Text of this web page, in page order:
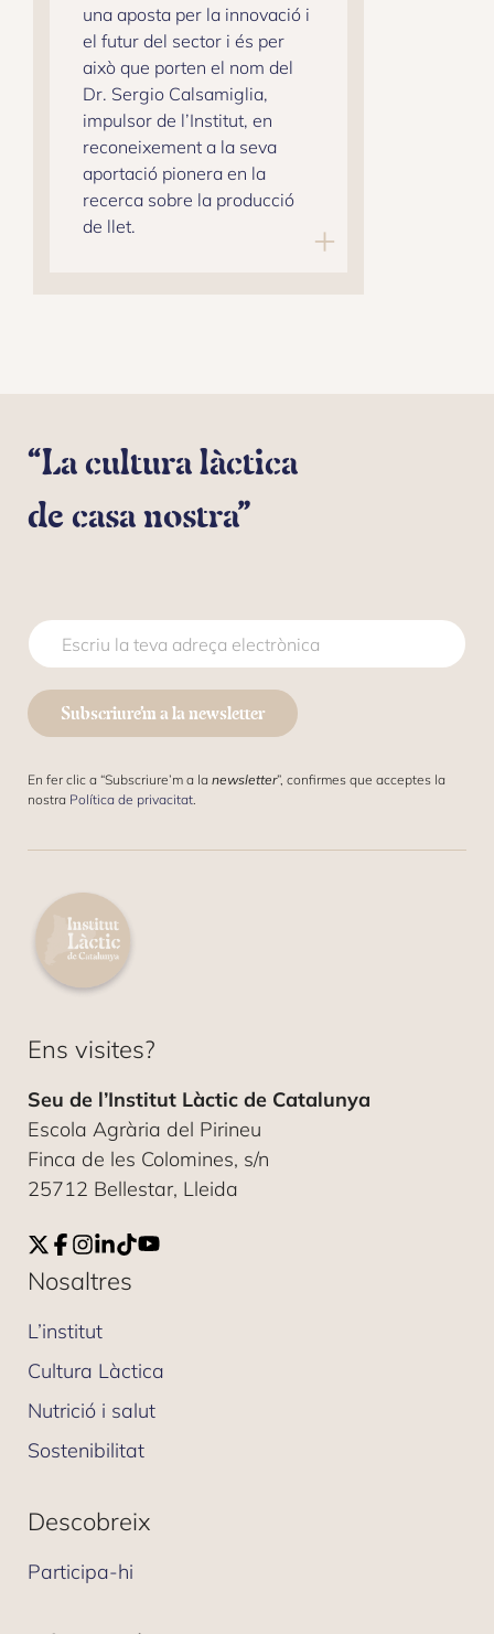
una aposta per la innovació i
el futur del sector i és per
això que porten el nom del
Dr. Sergio Calsamiglia,
impulsor de l’Institut, en
reconeixement a la seva
aportació pionera en la
recerca sobre la producció
de llet.
“La cultura làctica
de casa nostra”
*
C
R
R
E
C
O
R
E
O
L
E
O
Subscriure’m a la newsletter
En fer clic a “Subscriure’m a la newsletter”, confirmes que acceptes la
nostra Política de privacitat.
Ens visites?
Seu de l’Institut Làctic de Catalunya
Escola Agrària del Pirineu
Finca de les Colomines, s/n
25712 Bellestar, Lleida
Nosaltres
L’institut
Cultura Làctica
Nutrició i salut
Sostenibilitat
Descobreix
Participa-hi